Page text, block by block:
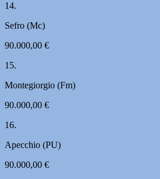
14.
Sefro (Mc)
90.000,00 €
15.
Montegiorgio (Fm)
90.000,00 €
16.
Apecchio (PU)
90.000,00 €